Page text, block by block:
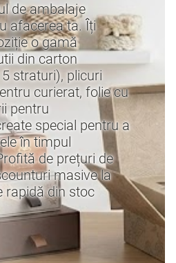
de ambalaje
afacerea ta. Îți
o gamă
din carton
straturi), plicuri
curierat, folie cu
pentru
special pentru a
în timpul
de prețuri de
masive la
rapidă din stoc